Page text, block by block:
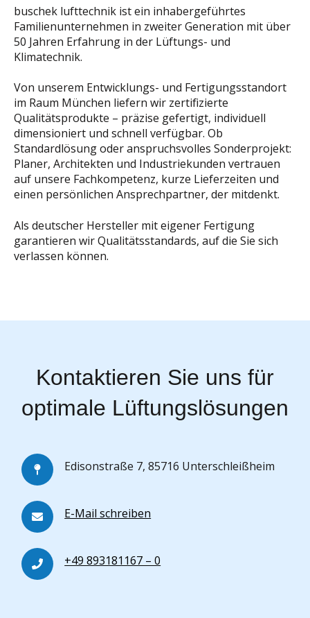
buschek lufttechnik ist ein inhabergeführtes
Familienunternehmen in zweiter Generation mit über
50 Jahren Erfahrung in der Lüftungs- und
Klimatechnik.
Von unserem Entwicklungs- und Fertigungsstandort
im Raum München liefern wir zertifizierte
Qualitätsprodukte – präzise gefertigt, individuell
dimensioniert und schnell verfügbar. Ob
Standardlösung oder anspruchsvolles Sonderprojekt:
Planer, Architekten und Industriekunden vertrauen
auf unsere Fachkompetenz, kurze Lieferzeiten und
einen persönlichen Ansprechpartner, der mitdenkt.
Als deutscher Hersteller mit eigener Fertigung
garantieren wir Qualitätsstandards, auf die Sie sich
verlassen können.
Kontaktieren Sie uns für
optimale Lüftungslösungen
Edisonstraße 7, 85716 Unterschleißheim
E-Mail schreiben
+49 893181167 – 0